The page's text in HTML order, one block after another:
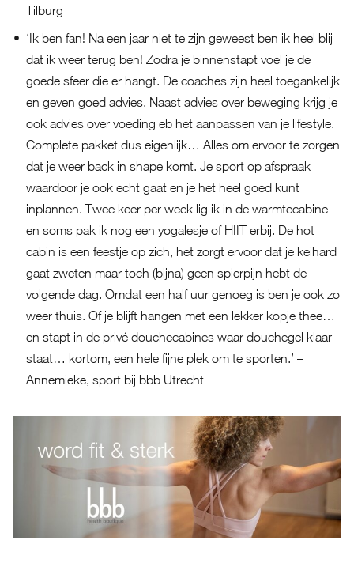
Tilburg
‘Ik ben fan! Na een jaar niet te zijn geweest ben ik heel blij
dat ik weer terug ben! Zodra je binnenstapt voel je de
goede sfeer die er hangt. De coaches zijn heel toegankelijk
en geven goed advies. Naast advies over beweging krijg je
ook advies over voeding eb het aanpassen van je lifestyle.
Complete pakket dus eigenlijk… Alles om ervoor te zorgen
dat je weer back in shape komt. Je sport op afspraak
waardoor je ook echt gaat en je het heel goed kunt
inplannen. Twee keer per week lig ik in de warmtecabine
en soms pak ik nog een yogalesje of HIIT erbij. De hot
cabin is een feestje op zich, het zorgt ervoor dat je keihard
gaat zweten maar toch (bijna) geen spierpijn hebt de
volgende dag. Omdat een half uur genoeg is ben je ook zo
weer thuis. Of je blijft hangen met een lekker kopje thee…
en stapt in de privé douchecabines waar douchegel klaar
staat… kortom, een hele fijne plek om te sporten.’ –
Annemieke, sport bij bbb Utrecht